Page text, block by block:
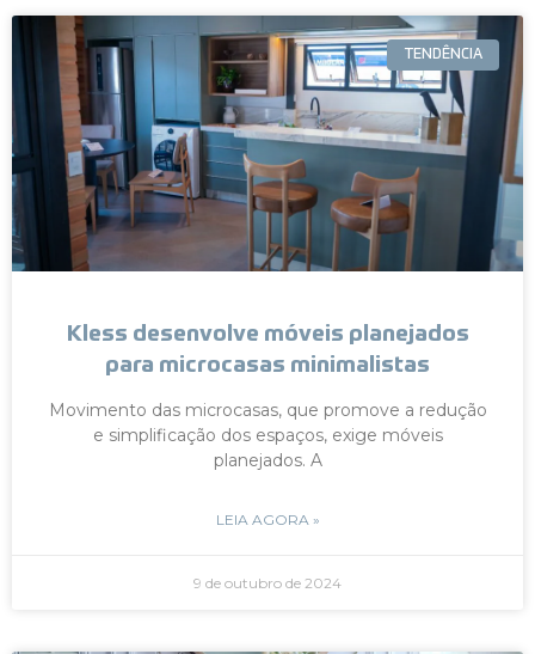
TENDÊNCIA
Kless desenvolve móveis planejados
para microcasas minimalistas
Movimento das microcasas, que promove a redução
e simplificação dos espaços, exige móveis
planejados. A
LEIA AGORA »
9 de outubro de 2024